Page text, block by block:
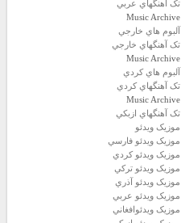
تک آهنگهاي عربي
Music Archive
آلبوم هاي خارجي
تک آهنگهاي خارجي
Music Archive
آلبوم هاي کردي
تک آهنگهاي کردي
Music Archive
تک آهنگهاي ازبکي
موزيک ويدئو
موزيک ويدئو فارسي
موزيک ويدئو كردي
موزيک ويدئو تركي
موزيک ويدئو آذري
موزيک ويدئو عربي
موزيک ويدئوافغاني